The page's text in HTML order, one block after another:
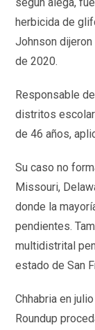
herbicida de
Johnson
de 2020.
Responsable
distritos
de 46 años,
Su caso no
Missouri,
donde la
pendientes.
multidistrital
estado de San
Chhabria en
Roundup